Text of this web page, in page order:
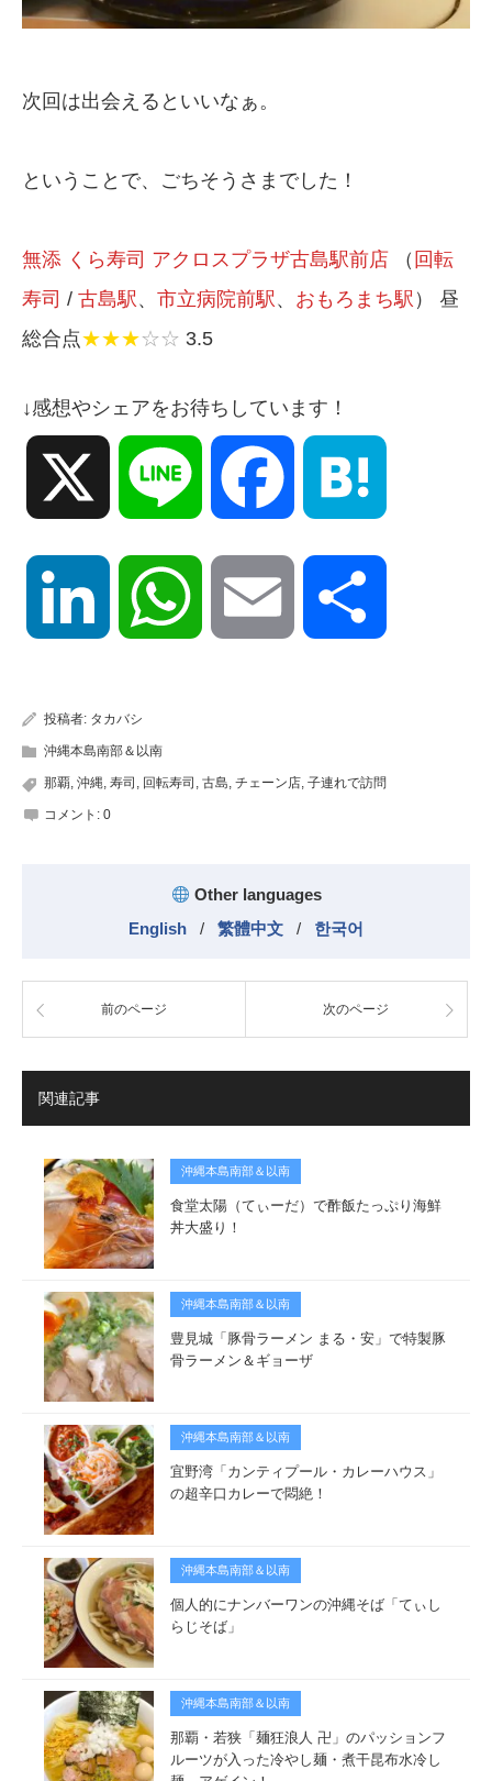
次回は出会えるといいなぁ。
ということで、ごちそうさまでした！
無添 くら寿司 アクロスプラザ古島駅前店 （ 回転
寿司 / 古島駅、 市立病院前駅、 おもろまち駅 ） 昼
総合点★★★☆☆ 3.5
↓感想やシェアをお待ちしています！
Line Facebook
LinkedIn WhatsApp Email
投稿者: タカバシ
沖縄本島南部＆以南
那覇, 沖縄, 寿司 , 回転寿司 , 古島, チェーン店, 子連れで訪問
コメント: 0
Other languages
English
/ 繁體中文 / 한국어
前のページ 次のページ
関連記事
沖縄本島南部＆以南
食堂太陽（てぃーだ）で酢飯たっぷり海鮮
丼大盛り！
沖縄本島南部＆以南
豊見城「豚骨ラーメン まる・安」で特製豚
骨ラーメン＆ギョーザ
沖縄本島南部＆以南
宜野湾「カンティプール・カレーハウス」
の超辛口カレーで悶絶！
沖縄本島南部＆以南
個人的にナンバーワンの沖縄そば「てぃし
らじそば」
沖縄本島南部＆以南
那覇・若狭「麺狂浪人 卍」のパッションフ
ルーツが入った冷やし麺・煮干昆布水冷し